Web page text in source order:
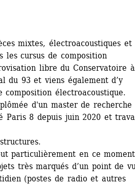
mixtes, électroacoustiques et
les cursus de composition
libre du Conservatoire à
du 93 et viens également d’y
composition électroacoustique.
d'un master de recherche
Paris 8 depuis juin 2020 et
particulièrement en ce
très marqués d’un point de
(postes de radio et autres